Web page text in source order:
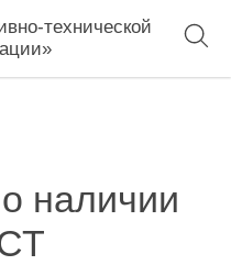
технической
наличии